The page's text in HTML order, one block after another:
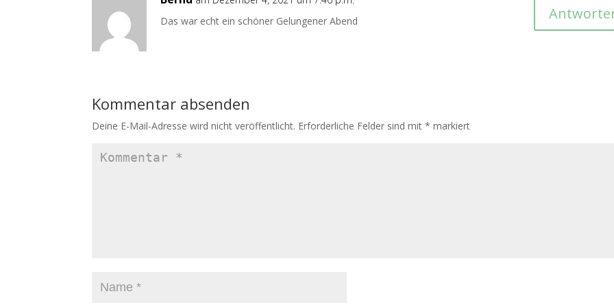
Das war echt ein schöner Gelungener Abend
Kommentar absenden
Deine E-Mail-Adresse wird nicht veröffentlicht. Erforderliche Felder sind mit* markiert